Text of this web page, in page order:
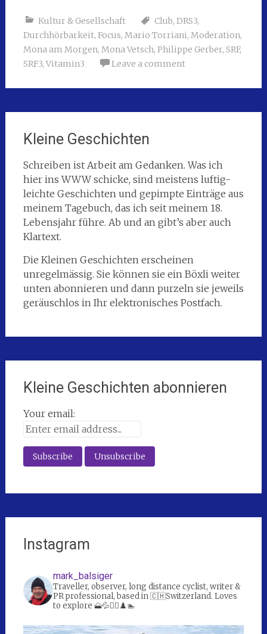
Kultur & Gesellschaft Club, DRS3,
Durchhörbarkeit, Focus, Mario Torriani, Moderation,
Mona am Morgen, Mona Vetsch, Philippe Gerber, SRF,
SRF3, Vitamin3 Leave a comment
Kleine Geschichten
Schreiben ist Arbeit am Gedanken. Was ich
hier ins WWW schicke, sind meistens luftig-
leichte Geschichten und gepimpte Einträge aus
meinem Tagebuch, das ich seit meinem 18.
Lebensjahr führe. Ab und an gibt’s aber auch
Klartext.
Die Kleinen Geschichten erscheinen
unregelmässig. Sie können sie ein Böxli weiter
unten abonnieren und dann purzeln sie jeweils
geräuschlos in Ihr elektronisches Postfach.
Kleine Geschichten abonnieren
Your email:
Instagram
mark_balsiger
Traveller, observer, long distance cyclist, writer &
PR professional, based in 🇨🇭Switzerland. Loves
to explore 🗻💦🚴‍♀️♟️🏊